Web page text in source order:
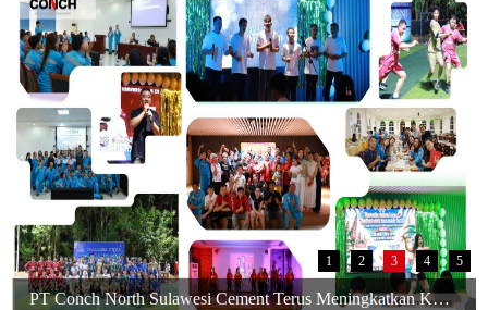
PT Conch North Sulawesi Cement Terus Meningkatkan Kepedulian terhadap Karyawan dan Pengembangan Kegiatan Olahraga serta Seni Untuk Membangun Kekuatan Tim, Menciptakan Perusahaan yang Harmonis
1 2 3 4 5